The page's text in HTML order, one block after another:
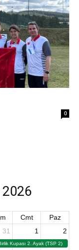
0
Cmt
Paz
Kupası 2. Ayak (TSP 2)
31 1 2